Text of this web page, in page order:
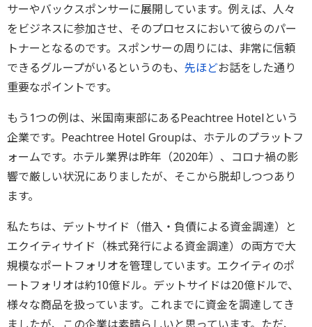
サーやバックスポンサーに展開しています。例えば、人々
をビジネスに参加させ、そのプロセスにおいて彼らのパー
トナーとなるのです。スポンサーの周りには、非常に信頼
できるグループがいるというのも、 先ほどお話をした通り
重要なポイントです。
もう1つの例は、米国南東部にあるPeachtree Hotelという
企業です。Peachtree Hotel Groupは、ホテルのプラットフ
ォームです。ホテル業界は昨年（2020年）、コロナ禍の影
響で厳しい状況にありましたが、そこから脱却しつつあり
ます。
私たちは、デットサイド（借入・負債による資金調達）と
エクイティサイド（株式発行による資金調達）の両方で大
規模なポートフォリオを管理しています。エクイティのポ
ートフォリオは約10億ドル。デットサイドは20億ドルで、
様々な商品を扱っています。これまでに資金を調達してき
ましたが、この企業は素晴らしいと思っています。ただ、